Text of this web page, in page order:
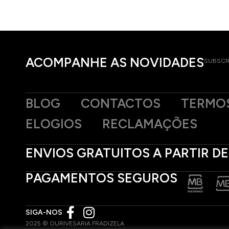
ACOMPANHE AS NOVIDADES
BLOG CONTACTOS
ELOGIOS
RECLAMAÇÕES
ENVIOS GRATUITOS A PARTIR
PAGAMENTOS SEGUROS
SIGA-NOS
2025 © OURIVESARIA FRADIZELA